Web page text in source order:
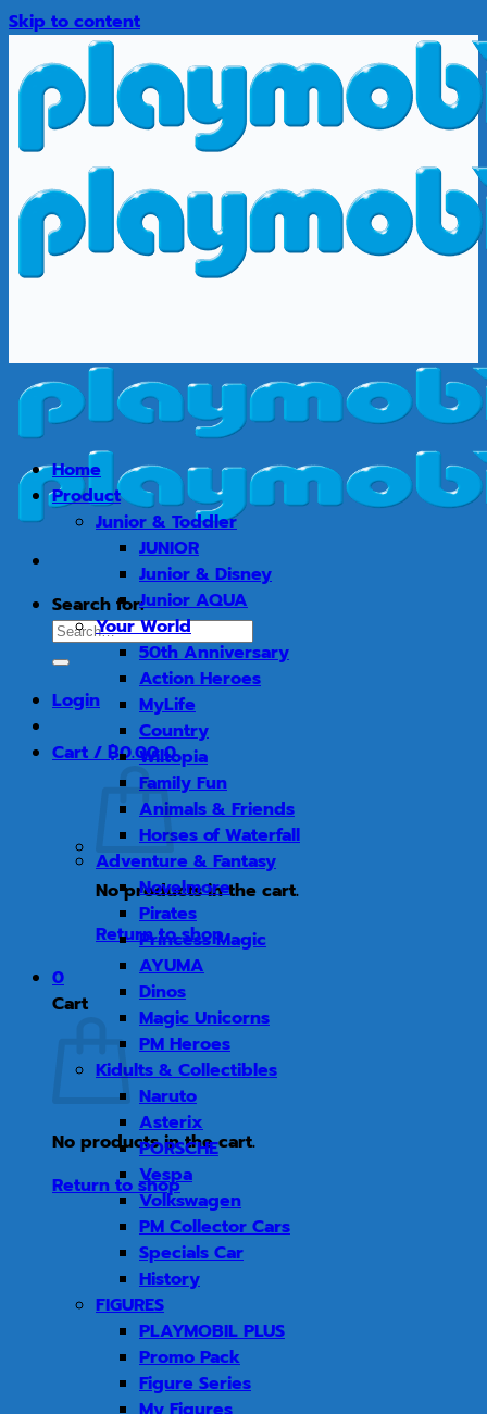
Skip to content
Search for:
Login
Cart /฿0.00 0
No products in the cart.
Return to shop
0
Cart
No products in the cart.
Return to shop
Home
Product
Junior & Toddler
JUNIOR
Junior & Disney
Junior AQUA
Your World
50th Anniversary
Action Heroes
MyLife
Country
Wiltopia
Family Fun
Animals & Friends
Horses of Waterfall
Adventure & Fantasy
Novelmore
Pirates
Princess Magic
AYUMA
Dinos
Magic Unicorns
PM Heroes
Kidults & Collectibles
Naruto
Asterix
PORSCHE
Vespa
Volkswagen
PM Collector Cars
Specials Car
History
FIGURES
PLAYMOBIL PLUS
Promo Pack
Figure Series